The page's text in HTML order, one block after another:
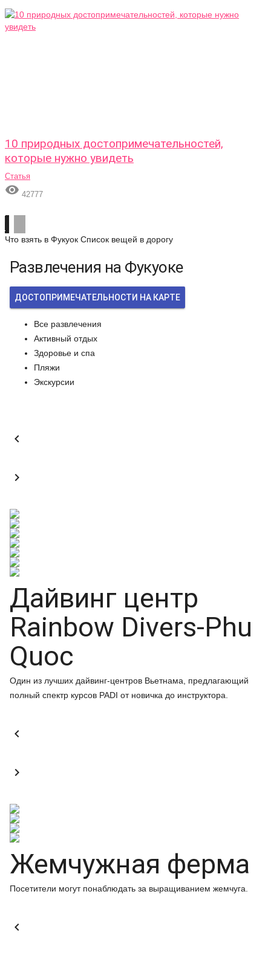
10 природных достопримечательностей,
которые нужно увидеть
Статья
 42777
Что взять в Фукуок Список вещей в дорогу
Развлечения на Фукуоке
ДОСТОПРИМЕЧАТЕЛЬНОСТИ НА КАРТЕ
Все развлечения
Активный отдых
Здоровье и спа
Пляжи
Экскурсии


Дайвинг центр
Rainbow Divers-Phu
Quoc
Один из лучших дайвинг-центров Вьетнама, предлагающий
полный спектр курсов PADI от новичка до инструктора.


Жемчужная ферма
Посетители могут понаблюдать за выращиванием жемчуга.
